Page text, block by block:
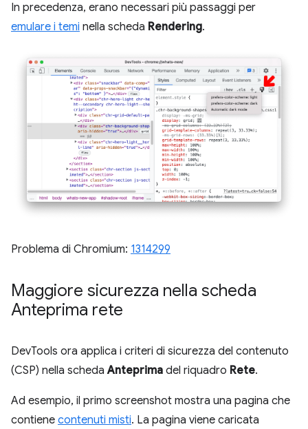
In precedenza, erano necessari più passaggi per
emulare i temi nella scheda Rendering.
Problema di Chromium: 1314299
Maggiore sicurezza nella scheda
Anteprima rete
DevTools ora applica i criteri di sicurezza del contenuto
(CSP) nella schedaAnteprima del riquadro Rete.
Ad esempio, il primo screenshot mostra una pagina che
contiene contenuti misti. La pagina viene caricata